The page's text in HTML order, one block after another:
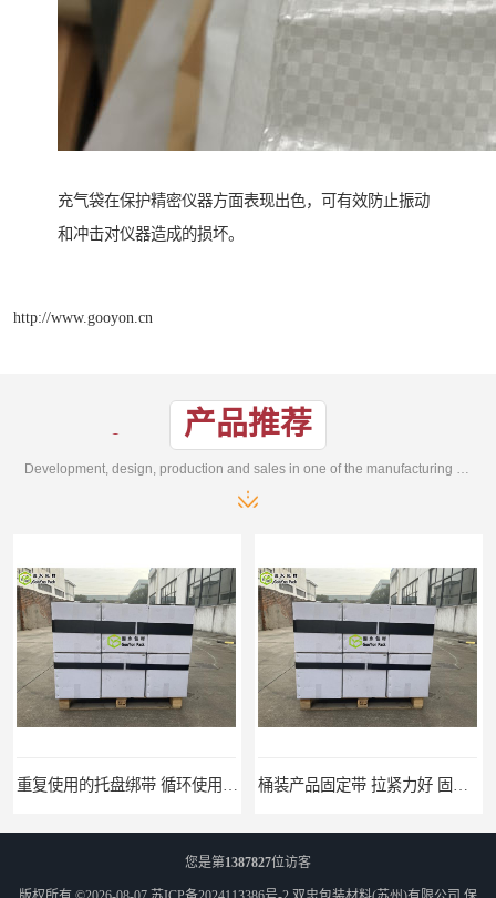
充气袋在保护精密仪器方面表现出色，可有效防止振动
和冲击对仪器造成的损坏。
http://www.gooyon.cn
产品推荐
重复使用的托盘绑带 循环使用 固永包材
您是第1387827位访客